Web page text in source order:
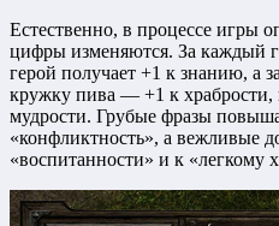
Естественно, в процессе игры
цифры изменяются. За каждый
герой получает +1 к знанию, а
кружку пива — +1 к храбрости,
мудрости. Грубые фразы
«конфликтность», а вежливые
«воспитанности» и к «легкому